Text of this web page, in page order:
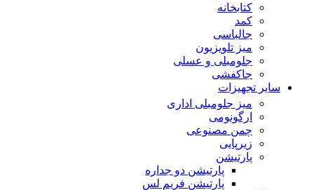
کتابخانه
کمد
جالباسی
میز تلویزیون
جلومبلی و عسلی
جاکفشی
سایر تجهیزات
میز جلومبلی اداری
ارگونومی
چمن مصنوعی
زیرپایی
پارتیشن
پارتیشن دو جداره
پارتیشن فریم لس